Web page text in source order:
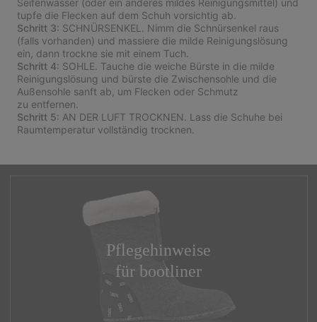
Seifenwasser (oder ein anderes mildes Reinigungsmittel) und
tupfe die Flecken auf dem Schuh vorsichtig ab.
Schritt 3: SCHNÜRSENKEL. Nimm die Schnürsenkel raus
(falls vorhanden) und massiere die milde Reinigungslösung
ein, dann trockne sie mit einem Tuch.
Schritt 4: SOHLE. Tauche die weiche Bürste in die milde
Reinigungslösung und bürste die Zwischensohle und die
Außensohle sanft ab, um Flecken oder Schmutz
zu entfernen.
Schritt 5: AN DER LUFT TROCKNEN. Lass die Schuhe bei
Raumtemperatur vollständig trocknen.
Pflegehinweise
für bootliner